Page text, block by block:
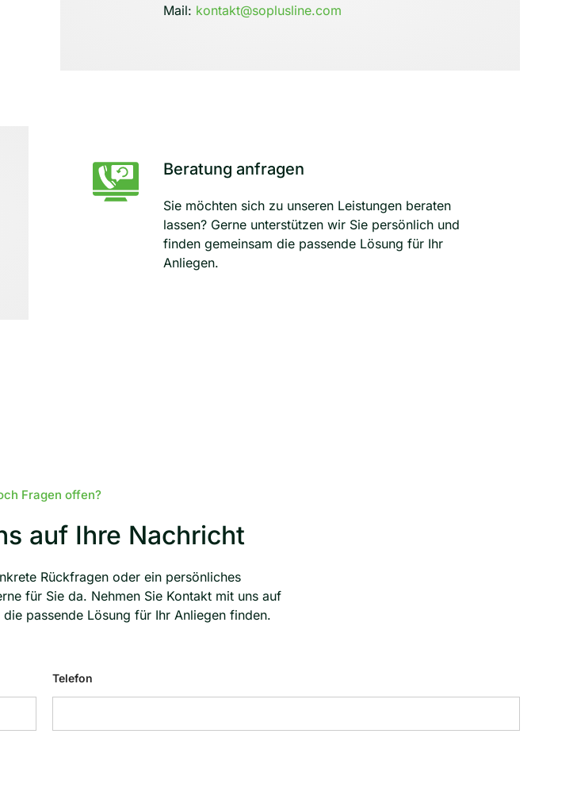
Mail: kontakt@soplusline.com
Beratung anfragen
Sie möchten sich zu unseren Leistungen beraten
lassen? Gerne unterstützen wir Sie persönlich und
finden gemeinsam die passende Lösung für Ihr
Anliegen.
Fragen offen?
auf Ihre Nachricht
Rückfragen oder ein persönliches
für Sie da. Nehmen Sie Kontakt mit uns auf
passende Lösung für Ihr Anliegen finden.
Telefon